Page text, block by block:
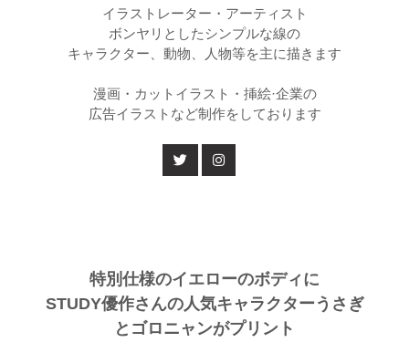
イラストレーター・アーティスト
ボンヤリとしたシンプルな線の
キャラクター、動物、人物等を主に描きます
漫画・カットイラスト・挿絵·企業の
広告イラストなど制作をしております
特別仕様のイエローのボディに
STUDY優作さんの人気キャラクターうさぎ
とゴロニャンがプリント